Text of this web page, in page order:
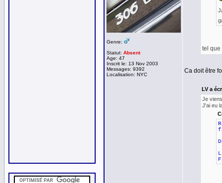
Genre:
Statut: Absent
Age: 47
Inscrit le: 13 Nov 2003
Messages: 9392
Localisation: NYC
tel que
Ca doit être
LV a
Je
J'ai eu